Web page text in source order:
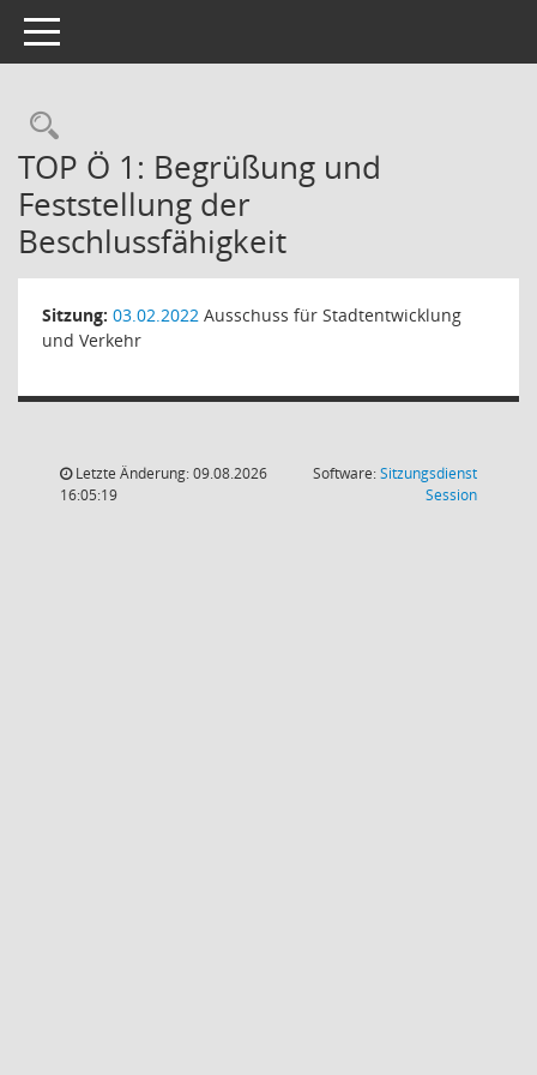
Toggle navigation
Rechercheauswahl
TOP Ö 1: Begrüßung und
Feststellung der
Beschlussfähigkeit
Sitzung: 03.02.2022 Ausschuss für Stadtentwicklung
und Verkehr
Letzte Änderung: 09.08.2026
16:05:19
Software:Sitzungsdienst
Session(Wird in